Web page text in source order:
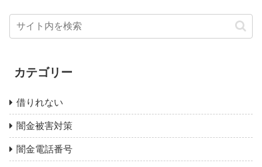
カテゴリー
借りれない
闇金被害対策
闇金電話番号